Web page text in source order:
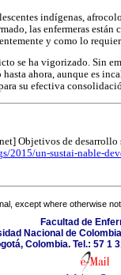
indígenas,
las enfermeras
y como lo
se ha vigorizado. Sin
ahora, aunque es
su efectiva
Objetivos de
2015/un-sustai-nable-
except where otherwise
Facultad de
Nacional de
Colombia. Tel.: 57 1